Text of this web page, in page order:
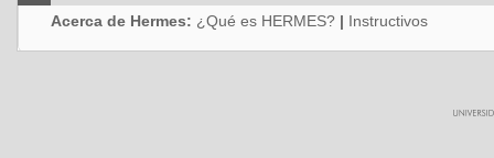
Acerca de Hermes: ¿Qué es HERMES? | Instructivos